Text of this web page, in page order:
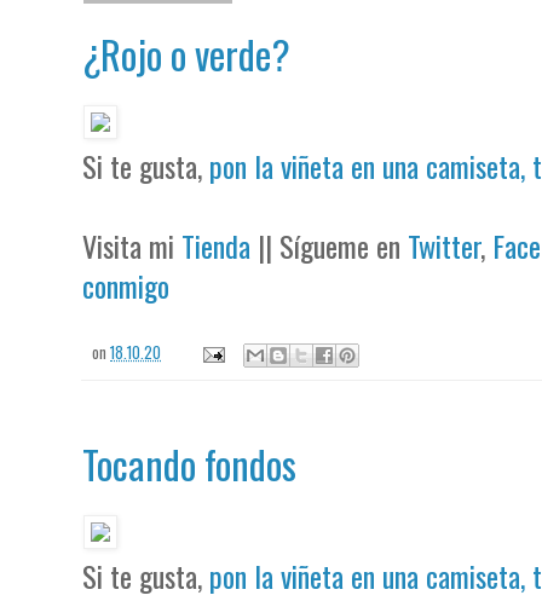
¿Rojo o verde?
Si te gusta,pon la viñeta en una camiseta,
Visita mi Tienda || Sígueme en Twitter,
conmigo
on18.10.20
Tocando fondos
Si te gusta,pon la viñeta en una camiseta,